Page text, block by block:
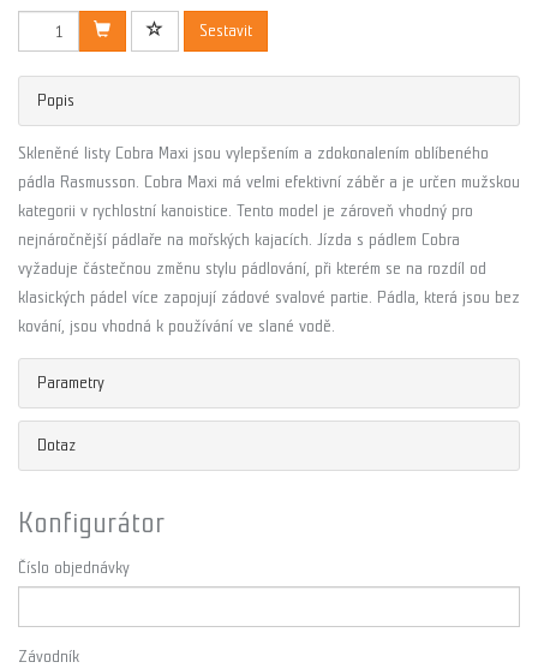
Sestavit
Popis
Skleněné listy Cobra Maxi jsou vylepšením a zdokonalením oblíbeného
pádla Rasmusson. Cobra Maxi má velmi efektivní záběr a je určen mužskou
kategorii v rychlostní kanoistice. Tento model je zároveň vhodný pro
nejnáročnější pádlaře na mořských kajacích. Jízda s pádlem Cobra
vyžaduje částečnou změnu stylu pádlování, při kterém se na rozdíl od
klasických pádel více zapojují zádové svalové partie. Pádla, která jsou bez
kování, jsou vhodná k používání ve slané vodě.
Parametry
Dotaz
Konfigurátor
Číslo objednávky
Závodník